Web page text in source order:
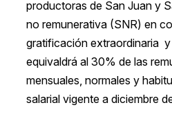
productoras de San Juan y
no remunerativa (SNR) en
gratificación extraordinaria
equivaldrá al 30% de las
mensuales, normales y
salarial vigente a diciembre